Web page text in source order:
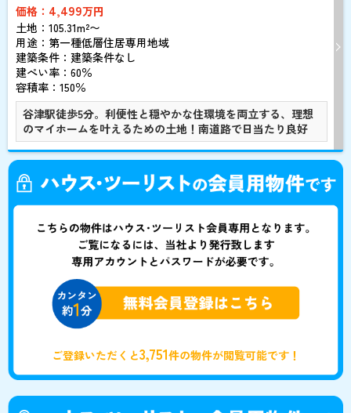
価格： 4,499万円
土地：105.31m²〜
用途：第一種低層住居専用地域
建築条件： 建築条件なし
建ぺい率：60％
容積率：150％
谷津駅徒歩5分。利便性と穏やかな住環境を両立する、理想
のマイホームを叶えるための土地！南道路で日当たり良好
ご登録いただくと3,751件の物件が閲覧可能です！